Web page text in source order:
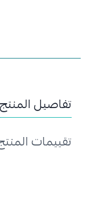
تفاصيل المنتج
تقييمات